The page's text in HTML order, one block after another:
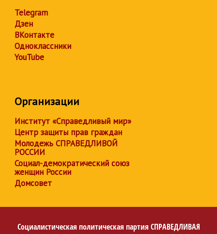
Telegram
Дзен
ВКонтакте
Одноклассники
YouTube
Организации
Институт «Справедливый мир»
Центр защиты прав граждан
Молодежь СПРАВЕДЛИВОЙ
РОССИИ
Социал-демократический союз
женщин России
Домсовет
Социалистическая политическая партия СПРАВЕДЛИВАЯ